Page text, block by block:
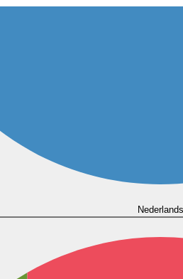
Nederlands